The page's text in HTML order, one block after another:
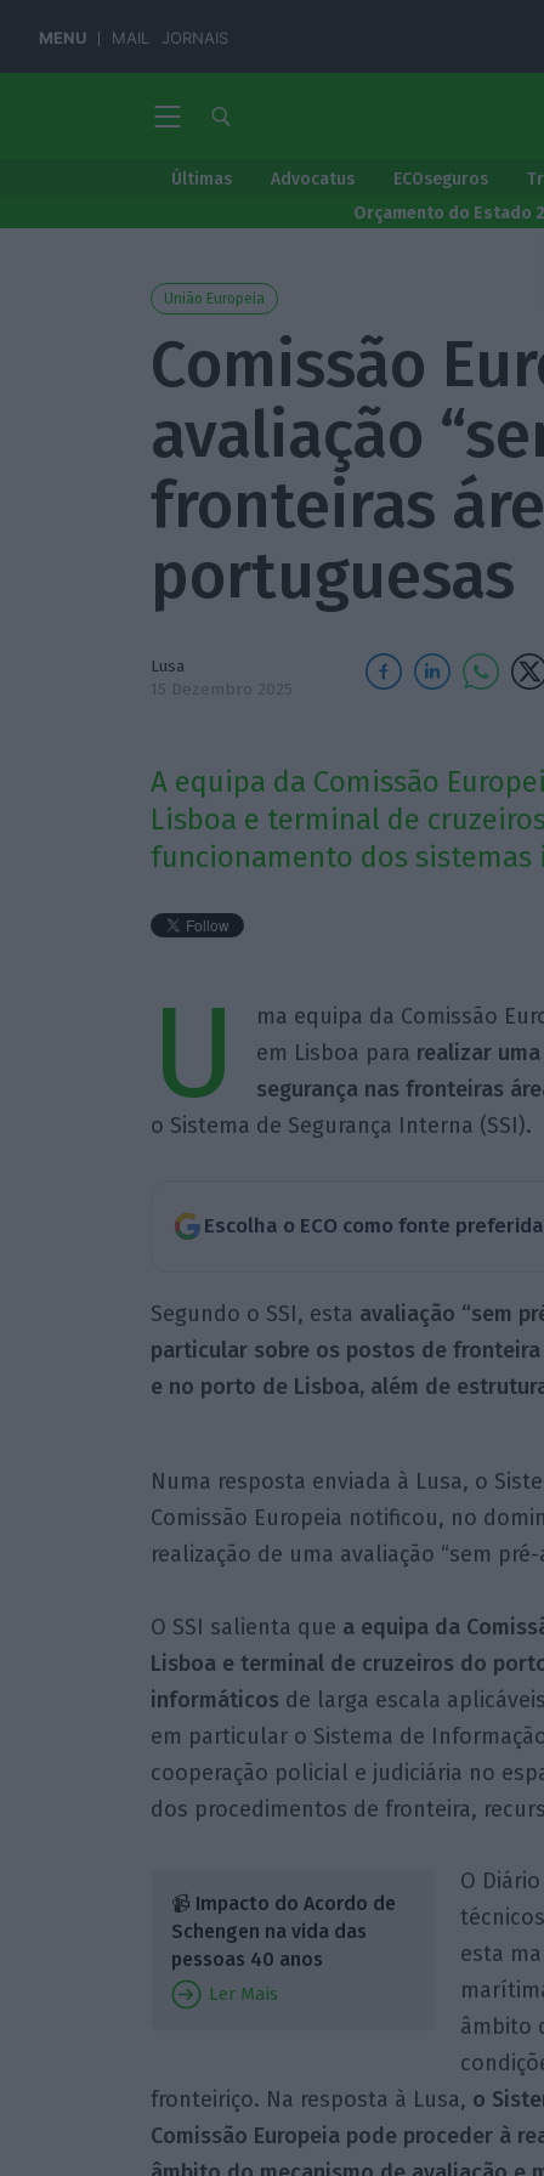
MENU MAIL JORNAIS
Últimas Advocatus ECOseguros
Orçamento do Estado
União Europeia
Comissão
avaliação
fronteiras
portuguesas
Lusa
15 Dezembro 2025
A equipa da Comissão
Lisboa e terminal de
funcionamento dos sistemas
U
ma equipa da Comissão
em Lisboa para realizar
segurança nas fronteiras
o Sistema de Segurança Interna (SSI).
Escolha o ECO como fonte
Segundo o SSI, esta avaliação “sem
particular sobre os postos de
e no porto de Lisboa, além de
Numa resposta enviada à Lusa, o
Comissão Europeia notificou, no
realização de uma avaliação “sem
O SSI salienta que a equipa da
Lisboa e terminal de cruzeiros do
informáticos de larga escala
em particular o Sistema de
cooperação policial e judiciária no
dos procedimentos de fronteira,
📹 Impacto do Acordo de
Schengen na vida das
pessoas 40 anos
Ler Mais
O
esta
âmbito
fronteiriço. Na resposta à Lusa, o
Comissão Europeia pode proceder à